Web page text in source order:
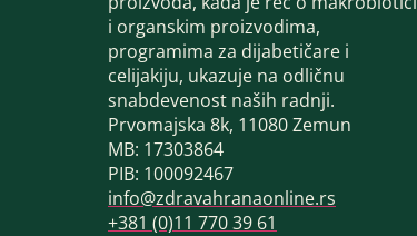
i organskim proizvodima,
programima za dijabetičare i
celijakiju, ukazuje na odličnu
snabdevenost naših radnji.
Prvomajska 8k, 11080 Zemun
MB: 17303864
PIB: 100092467
info@zdravahranaonline.rs
+381 (0)11 770 39 61